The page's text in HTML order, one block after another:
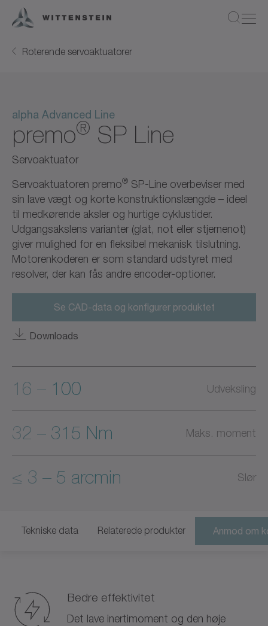
Roterende servoaktuatorer
alpha Advanced Line
premo® SP Line
Servoaktuator
Servoaktuatoren premo® SP-Line overbeviser med
sin lave vægt og korte konstruktionslængde – ideel
til medkørende aksler og hurtige cyklustider.
Udgangsakslens varianter (glat, not eller stjernenot)
giver mulighed for en fleksibel mekanisk tilslutning.
Motorenkoderen er som standard udstyret med
resolver, der kan fås andre encoder-optioner.
Se CAD-data og konfigurer produktet
Downloads
16 – 100 Udveksling
32 – 315 Nm Maks. moment
≤ 3 – 5 arcmin Slør
Tekniske data Relaterede produkter Anmod om
Bedre effektivitet
Det lave inertimoment og den høje